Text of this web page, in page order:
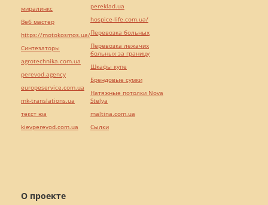
О проекте
миралинкс
Веб мастер
https://motokosmos.ua/
Синтезаторы
agrotechnika.com.ua
perevod.agency
europeservice.com.ua
mk-translations.ua
текст юа
kievperevod.com.ua
pereklad.ua
hospice-life.com.ua/
Перевозка больных
Перевозка лежачих
больных за границу
Шкафы купе
Брендовые сумки
Натяжные потолки Nova
Stelya
maltina.com.ua
Cылки